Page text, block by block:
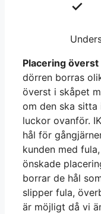
Placering
dörren borras
överst i skåpet
om den ska
luckor ovanför.
hål för
kunden med
önskade
borrar de hål
slipper fula,
är möjligt då vi